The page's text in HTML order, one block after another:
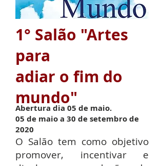
1° Salão "Artes
para
adiar o fim do
mundo"
Abertura dia 05 de maio.
05 de maio a 30 de setembro de
2020
O Salão tem como objetivo
promover, incentivar e